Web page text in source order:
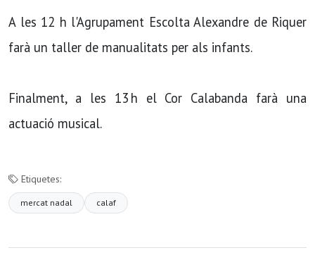
A les 12 h l'Agrupament Escolta Alexandre de Riquer
farà un taller de manualitats per als infants.
Finalment, a les 13 h el Cor Calabanda farà una
actuació musical.
Etiquetes:
mercat nadal calaf